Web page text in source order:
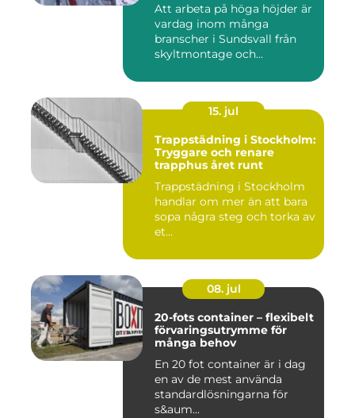
Att arbeta på höga höjder är
vardag inom många
branscher i Sundsvall från
skyltmontage och
15. jul
Trappstädning i Stockholm:
Tryggare och renare
trapphus året runt
Trappstädning i Stockholm
handlar om mer än att bara
sopa några steg och torka av
et...
08. jul
20-fots container – flexibelt
förvaringsutrymme för
många behov
En 20 fot container är i dag
en av de mest använda
standardlösningarna för
s&aum...